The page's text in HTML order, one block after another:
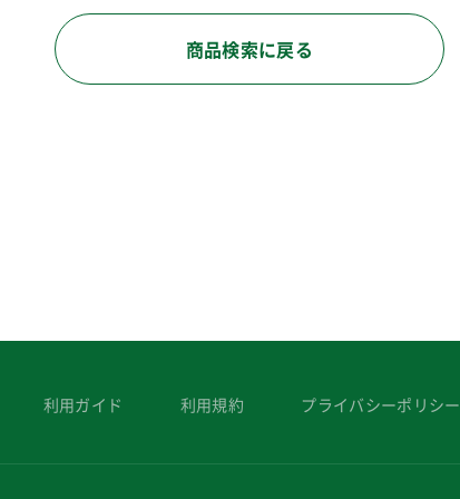
商品検索に戻る
利用ガイド 利用規約 プライバシーポリシー